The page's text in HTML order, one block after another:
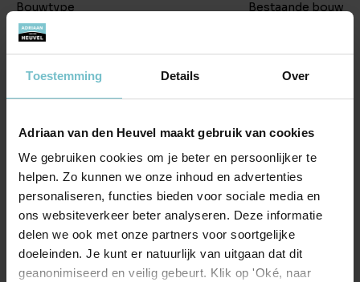
Toestemming Details Over
Adriaan van den Heuvel maakt gebruik van cookies
We gebruiken cookies om je beter en persoonlijker te
helpen. Zo kunnen we onze inhoud en advertenties
personaliseren, functies bieden voor sociale media en
ons websiteverkeer beter analyseren. Deze informatie
delen we ook met onze partners voor soortgelijke
doeleinden. Je kunt er natuurlijk van uitgaan dat dit
geanonimiseerd en veilig gebeurt. Klik op 'Oké, naar
incasso verricht.
Zekerheidsstelling:
maanden huur te vermeerderen met BTW.
De huurprijs zal jaarlijks, voor het eerst één jaar na
ingangsdatum van de overeenkomst, worden aangepast op
basis van het consumentindexcijfer (CPI) reeds CPI-Alle
Huishoudens (basisjaar 2015=100) gepubliceerd door het
Centraal Bureau voor de Statistiek.
Huurovereenkomst:
ROZ-model (Raad voor Onroerende Zaken), februari 2025,
Bouwtype Bestaande bouw
Locatie
Plaats Eindhoven
Provincie Noord-Brabant
Land Nederland